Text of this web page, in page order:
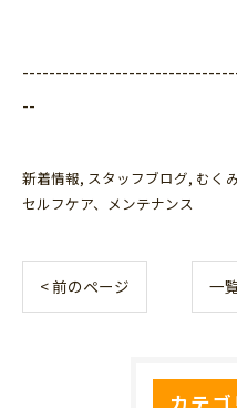
--
新着情報 スタッフブログ むく
セルフケア、メンテナンス
< 前のページ 一